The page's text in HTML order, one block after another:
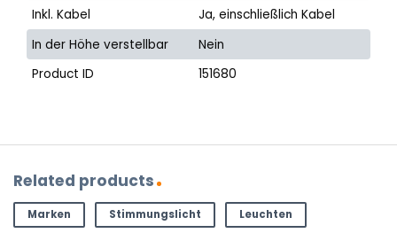
Inkl. Kabel
Ja, einschließlich Kabel
In der Höhe verstellbar
Nein
Product ID
151680
Related products
Marken Stimmungslicht Leuchten